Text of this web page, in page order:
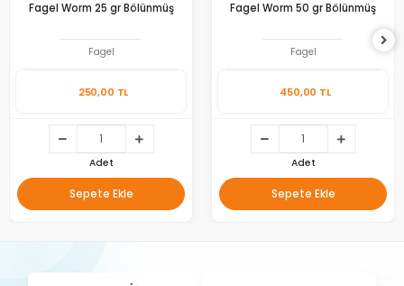
Fagel Worm 25 gr Bölünmüş
Fagel
250,00 TL
Adet
Sepete Ekle
Fagel Worm 50 gr Bölünmüş
Fagel
450,00 TL
Adet
Sepete Ekle